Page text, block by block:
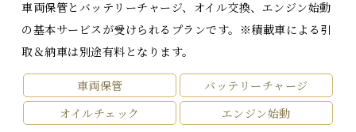
車両保管とバッテリーチャージ、オイル交換、エンジン始動
の基本サービスが受けられるプランです。※積載車による引
取＆納車は別途有料となります。
車両保管
バッテリーチャージ
オイルチェック
エンジン始動